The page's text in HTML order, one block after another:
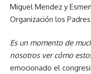
Miguel Mendez y
Organización los
Es un momento de
nosotros ver cómo
emocionado el